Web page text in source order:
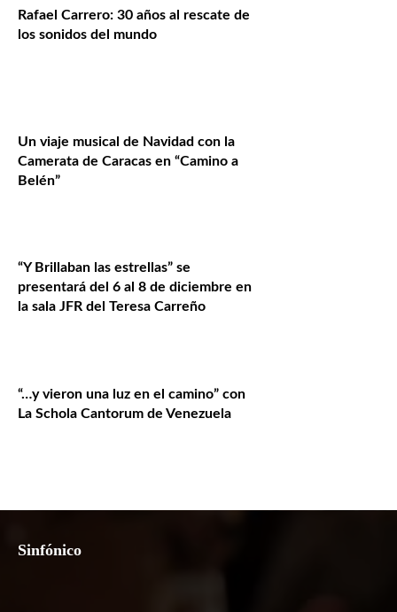
Rafael Carrero: 30 años al rescate de
los sonidos del mundo
Un viaje musical de Navidad con la
Camerata de Caracas en “Camino a
Belén”
“Y Brillaban las estrellas” se
presentará del 6 al 8 de diciembre en
la sala JFR del Teresa Carreño
“…y vieron una luz en el camino” con
La Schola Cantorum de Venezuela
Sinfónico